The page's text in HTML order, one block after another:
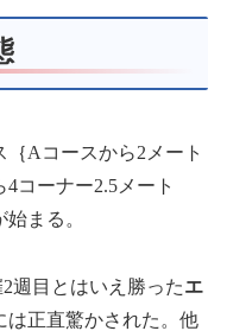
Aコースから2メート
コーナー2.5メート
まる。
週目とはいえ勝ったエ
は正直驚かされた。他